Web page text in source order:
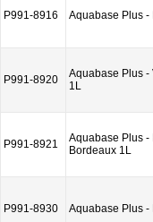
P991-8916 Aquabase Plus -
P991-8920
Aquabase Plus -
1L
P991-8921
Aquabase Plus -
Bordeaux 1L
P991-8930 Aquabase Plus -